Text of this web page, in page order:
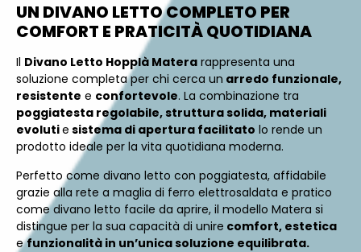
UN DIVANO LETTO COMPLETO PER
COMFORT E PRATICITÀ QUOTIDIANA
Il Divano Letto Hopplà Matera rappresenta una
soluzione completa per chi cerca un arredo funzionale,
resistente e confortevole. La combinazione tra
poggiatesta regolabile, struttura solida, materiali
evolutie sistema di apertura facilitato lo rende un
prodotto ideale per la vita quotidiana moderna.
Perfetto come divano letto con poggiatesta, affidabile
grazie alla rete a maglia di ferro elettrosaldata e pratico
come divano letto facile da aprire, il modello Matera si
distingue per la sua capacità di unire comfort, estetica
efunzionalità in un’unica soluzione equilibrata.